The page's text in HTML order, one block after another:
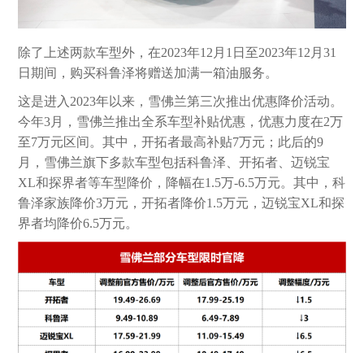
除了上述两款车型外，在2023年12月1日至2023年12月31
日期间，购买科鲁泽将赠送加满一箱油服务。
这是进入2023年以来，雪佛兰第三次推出优惠降价活动。
今年3月，雪佛兰推出全系车型补贴优惠，优惠力度在2万
至7万元区间。其中，开拓者最高补贴7万元；此后的9
月，雪佛兰旗下多款车型包括科鲁泽、开拓者、迈锐宝
XL和探界者等车型降价，降幅在1.5万-6.5万元。其中，科
鲁泽家族降价3万元，开拓者降价1.5万元，迈锐宝XL和探
界者均降价6.5万元。